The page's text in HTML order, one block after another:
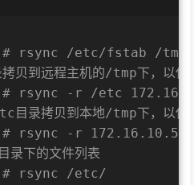
# rsync /etc/fstab /tmp
贝到远程主机的/tmp下，以
# rsync -r /etc
目录拷贝到本地/tmp下，以
# rsync -r
下的文件列表
# rsync /etc/